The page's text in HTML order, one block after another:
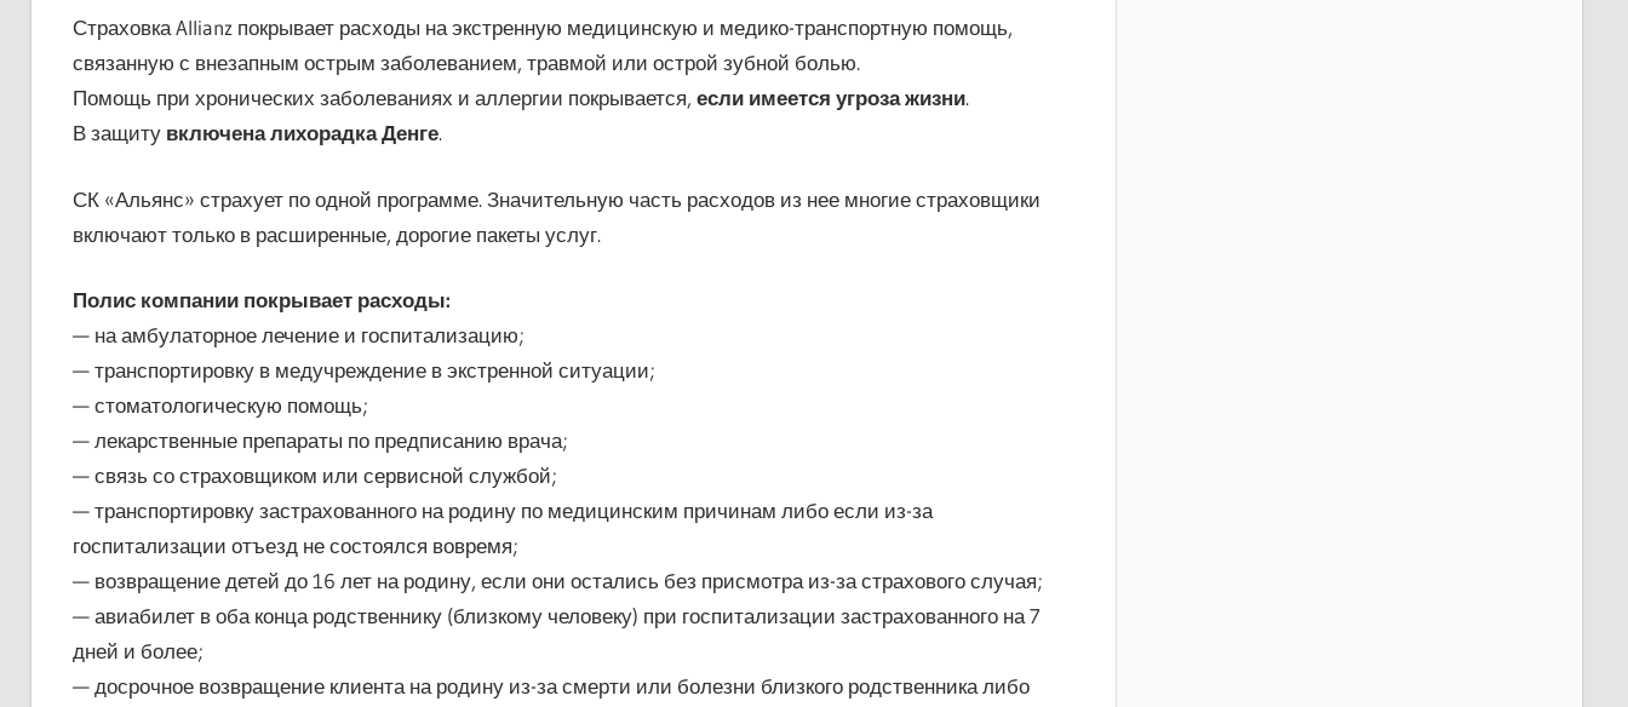
Страховка Allianz покрывает расходы на экстренную медицинскую и медико-транспортную помощь,
связанную с внезапным острым заболеванием, травмой или острой зубной болью.
Помощь при хронических заболеваниях и аллергии покрывается, если имеется угроза жизни.
В защиту включена лихорадка Денге.
СК «Альянс» страхует по одной программе. Значительную часть расходов из нее многие страховщики
включают только в расширенные, дорогие пакеты услуг.
Полис компании покрывает расходы:
— на амбулаторное лечение и госпитализацию;
— транспортировку в медучреждение в экстренной ситуации;
— стоматологическую помощь;
— лекарственные препараты по предписанию врача;
— связь со страховщиком или сервисной службой;
— транспортировку застрахованного на родину по медицинским причинам либо если из-за
госпитализации отъезд не состоялся вовремя;
— возвращение детей до 16 лет на родину, если они остались без присмотра из-за страхового случая;
— авиабилет в оба конца родственнику (близкому человеку) при госпитализации застрахованного на 7
дней и более;
— досрочное возвращение клиента на родину из-за смерти или болезни близкого родственника либо